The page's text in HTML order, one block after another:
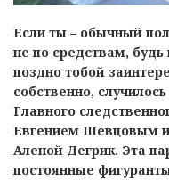
Если ты – обычный
не по средствам, будь
поздно тобой
собственно,
Главного
Евгением Шевцовым и
Аленой Дегрик. Эта
постоянные